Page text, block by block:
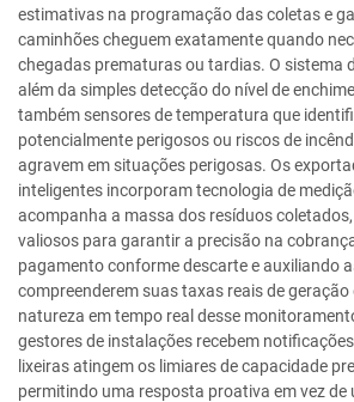
estimativas na programação das coletas e
caminhões cheguem exatamente quando
chegadas prematuras ou tardias. O sistema
além da simples detecção do nível de
também sensores de temperatura que
potencialmente perigosos ou riscos de
agravem em situações perigosas. Os
inteligentes incorporam tecnologia de
acompanha a massa dos resíduos
valiosos para garantir a precisão na
pagamento conforme descarte e auxiliando
compreenderem suas taxas reais de geração
natureza em tempo real desse
gestores de instalações recebem
lixeiras atingem os limiares de capacidade
permitindo uma resposta proativa em vez de